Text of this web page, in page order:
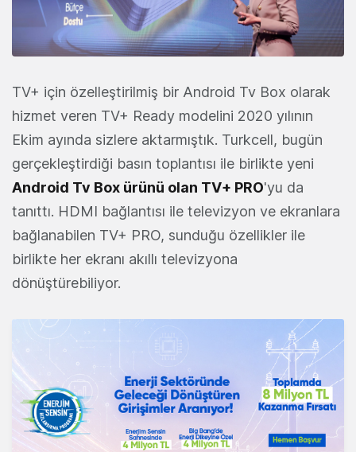
TV+ için özelleştirilmiş bir Android Tv Box olarak
hizmet veren TV+ Ready modelini 2020 yılının
Ekim ayında sizlere aktarmıştık. Turkcell, bugün
gerçekleştirdiği basın toplantısı ile birlikte yeni
Android Tv Box ürünü olan TV+ PRO'yu da
tanıttı. HDMI bağlantısı ile televizyon ve ekranlara
bağlanabilen TV+ PRO, sunduğu özellikler ile
birlikte her ekranı akıllı televizyona
dönüştürebiliyor.